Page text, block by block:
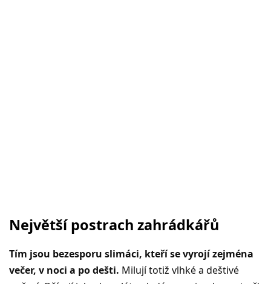
Největší postrach zahrádkářů
Tím jsou bezesporu slimáci, kteří se vyrojí zejména
večer, v noci a po dešti. Milují totiž vlhké a deštivé